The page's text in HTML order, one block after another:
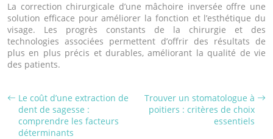
La correction chirurgicale d’une mâchoire inversée offre une
solution efficace pour améliorer la fonction et l’esthétique du
visage. Les progrès constants de la chirurgie et des
technologies associées permettent d’offrir des résultats de
plus en plus précis et durables, améliorant la qualité de vie
des patients.
Le coût d’une extraction de
dent de sagesse :
comprendre les facteurs
déterminants
Trouver un stomatologue à
poitiers : critères de choix
essentiels